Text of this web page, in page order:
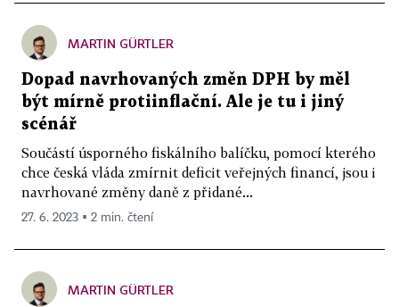
MARTIN GÜRTLER
Dopad navrhovaných změn DPH by měl
být mírně protiinflační. Ale je tu i jiný
scénář
Součástí úsporného fiskálního balíčku, pomocí kterého
chce česká vláda zmírnit deficit veřejných financí, jsou i
navrhované změny daně z přidané...
27. 6. 2023 ▪ 2 min. čtení
MARTIN GÜRTLER